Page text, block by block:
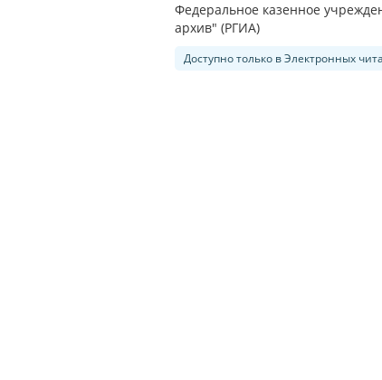
Федеральное казенное
архив" (РГИА)
Доступно только в Электронных